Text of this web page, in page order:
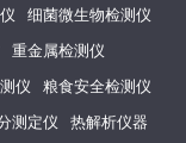
细菌微生物检测仪
重金属检测仪
仪 粮食安全检测仪
测定仪 热解析仪器